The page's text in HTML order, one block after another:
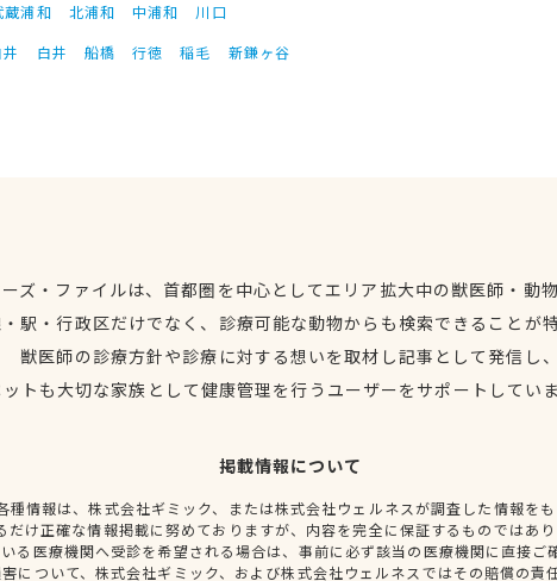
蔵浦和 北浦和 中浦和
川口
白井 船橋 行徳 稲毛 新鎌ヶ谷
ズ・ファイルは、首都圏を中心としてエリア拡大中の獣医師・動
駅・行政区だけでなく、診療可能な動物からも検索できることが
獣医師の診療方針や診療に対する想いを取材し記事として発信し
トも大切な家族として健康管理を行うユーザーをサポートしてい
掲載情報について
種情報は、株式会社ギミック、または株式会社ウェルネスが調査した情報を
だけ正確な情報掲載に努めておりますが、内容を完全に保証するものではあ
る医療機関へ受診を希望される場合は、事前に必ず該当の医療機関に直接ご
について、株式会社ギミック、および株式会社ウェルネスではその賠償の責